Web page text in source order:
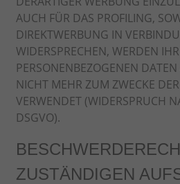
AUCH FÜR DAS PROFILING,
DIREKTWERBUNG IN
WIDERSPRECHEN, WERDEN
PERSONENBEZOGENEN
NICHT MEHR ZUM ZWECKE
VERWENDET (WIDERSPRUCH
DSGVO).
ZUSTÄNDIGEN